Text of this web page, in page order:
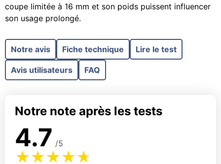
coupe limitée à 16 mm et son poids puissent influencer
son usage prolongé.
Notre avis Fiche technique Lire le test
Avis utilisateurs FAQ
Notre note après les tests
4.7 /5